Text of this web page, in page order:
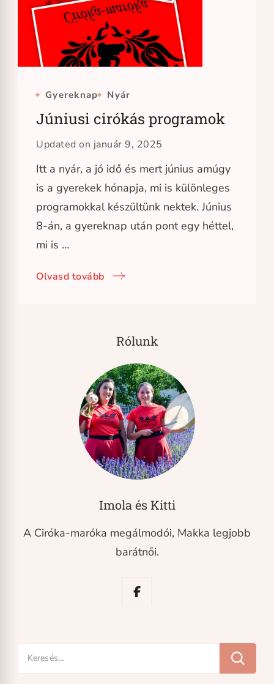
Gyereknap Nyár
Júniusi cirókás programok
Updated on január 9, 2025
Itt a nyár, a jó idő és mert június amúgy
is a gyerekek hónapja, mi is különleges
programokkal készültünk nektek. Június
8-án, a gyereknap után pont egy héttel,
mi is …
Olvasd tovább
Rólunk
Imola és Kitti
A Ciróka-maróka megálmodói, Makka legjobb
barátnői.
Keresés: